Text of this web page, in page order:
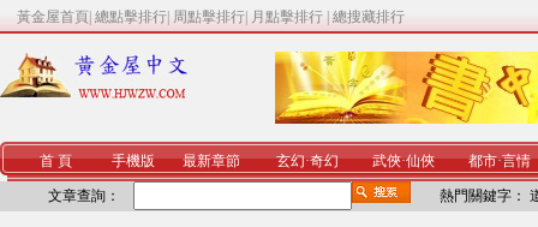
黃金屋首頁 總點擊排行 周點擊排行 月點擊排行 總搜藏排行
首 頁 手機版 最新章節 玄幻·奇幻 武俠·仙俠 都市·言情
文章查詢： 熱門關鍵字：